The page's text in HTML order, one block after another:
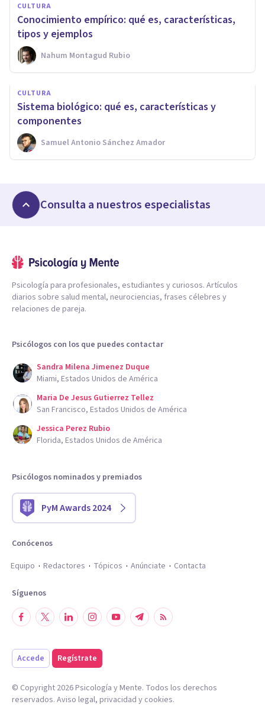
CULTURA
Conocimiento empírico: qué es, características,
tipos y ejemplos
Nahum Montagud Rubio
CULTURA
Sistema biológico: qué es, características y
componentes
Samuel Antonio Sánchez Amador
Consulta a nuestros especialistas
Psicología para profesionales, estudiantes y curiosos. Artículos
diarios sobre salud mental, neurociencias, frases célebres y
relaciones de pareja.
Psicólogos con los que puedes contactar
Sandra Milena Jimenez Duque
Miami, Estados Unidos de América
Maria De Jesus Gutierrez Tellez
San Francisco, Estados Unidos de América
Jessica Perez Rubio
Florida, Estados Unidos de América
Psicólogos nominados y premiados
PyM Awards 2024
Conócenos
Equipo
Redactores Tópicos Anúnciate Contacta
Síguenos
Accede Regístrate
© Copyright 2026Psicología y Mente. Todos los derechos
reservados. Aviso legal, privacidad y cookies.